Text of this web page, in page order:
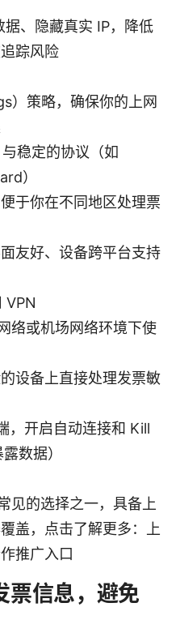
、隐藏真实 IP，降低
踪风险
）策略，确保你的上网
稳定的协议（如
）
于你在不同地区处理票
友好、设备跨平台支持
VPN
络或机场网络环境下使
设备上直接处理发票敏
，开启自动连接和 Kill
数据）
见的选择之一，具备上
盖，点击了解更多：上
推广入口
票信息，避免